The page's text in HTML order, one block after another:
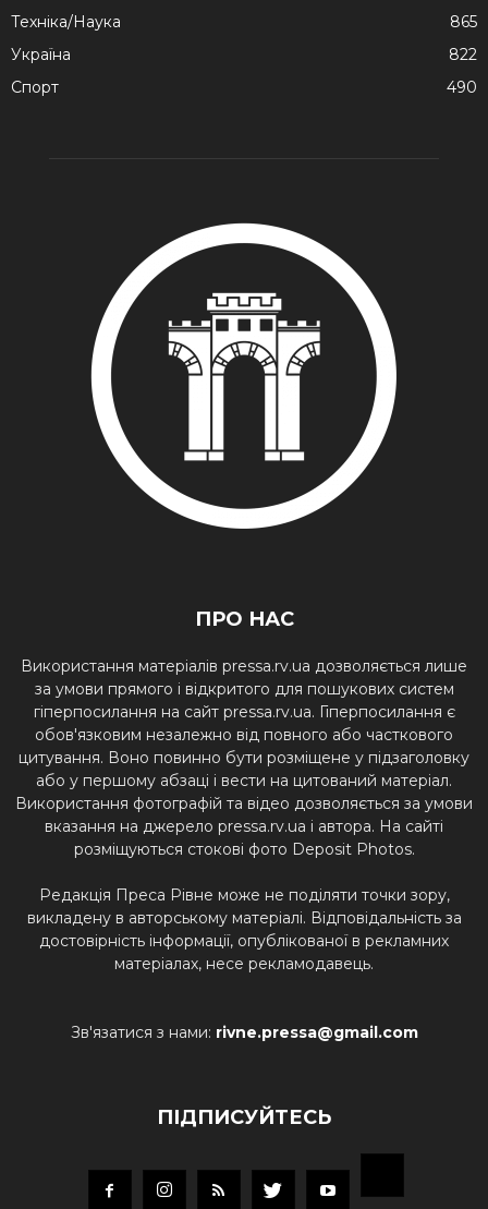
Техніка/Наука
865
Україна
822
Спорт
490
ПРО НАС
Використання матеріалів pressa.rv.ua дозволяється лише
за умови прямого і відкритого для пошукових систем
гіперпосилання на сайт pressa.rv.ua. Гіперпосилання є
обов'язковим незалежно від повного або часткового
цитування. Воно повинно бути розміщене у підзаголовку
або у першому абзаці і вести на цитований матеріал.
Використання фотографій та відео дозволяється за умови
вказання на джерело pressa.rv.ua і автора. На сайті
розміщуються стокові фото Deposit Photos.
Редакція Преса Рівне може не поділяти точки зору,
викладену в авторському матеріалі. Відповідальність за
достовірність інформації, опублікованої в рекламних
матеріалах, несе рекламодавець.
Зв'язатися з нами: rivne.pressa@gmail.com
ПІДПИСУЙТЕСЬ